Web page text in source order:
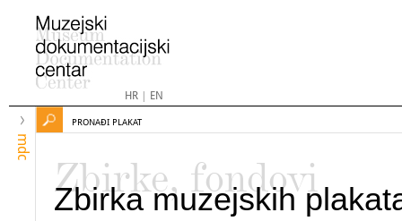
HR| EN
mdc
PRONAĐI PLAKAT
Zbirke, fondovi
Zbirka muzejskih